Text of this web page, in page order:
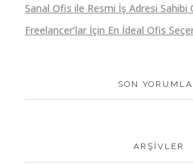
Sanal Ofis ile Resmi İş Adresi Sahibi
Freelancer’lar İçin En İdeal Ofis
SON
ARŞIVLER